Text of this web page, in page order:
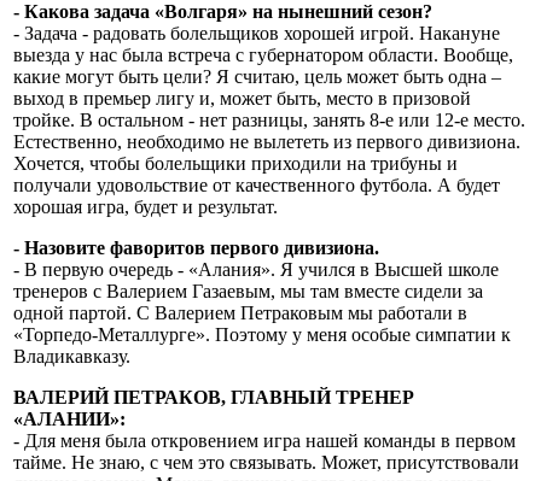
- Какова задача «Волгаря» на нынешний сезон?
- Задача - радовать болельщиков хорошей игрой. Накануне
выезда у нас была встреча с губернатором области. Вообще,
какие могут быть цели? Я считаю, цель может быть одна –
выход в премьер лигу и, может быть, место в призовой
тройке. В остальном - нет разницы, занять 8-е или 12-е место.
Естественно, необходимо не вылететь из первого дивизиона.
Хочется, чтобы болельщики приходили на трибуны и
получали удовольствие от качественного футбола. А будет
хорошая игра, будет и результат.
- Назовите фаворитов первого дивизиона.
- В первую очередь - «Алания». Я учился в Высшей школе
тренеров с Валерием Газаевым, мы там вместе сидели за
одной партой. С Валерием Петраковым мы работали в
«Торпедо-Металлурге». Поэтому у меня особые симпатии к
Владикавказу.
ВАЛЕРИЙ ПЕТРАКОВ, ГЛАВНЫЙ ТРЕНЕР
«АЛАНИИ»:
- Для меня была откровением игра нашей команды в первом
тайме. Не знаю, с чем это связывать. Может, присутствовали